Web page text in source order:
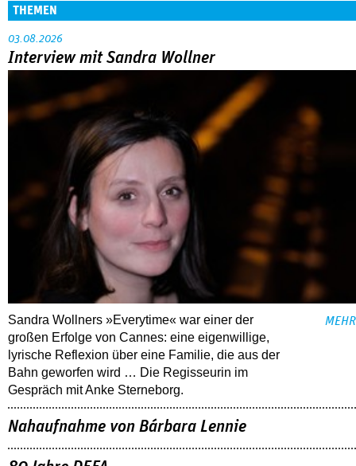
THEMEN
03.08.2026
Interview mit Sandra Wollner
Sandra Wollners »Everytime« war einer der
großen Erfolge von Cannes: eine eigenwillige,
lyrische Reflexion über eine ­Familie, die aus der
Bahn geworfen wird … Die Regisseurin im
Gespräch mit Anke Sterneborg.
MEHR
Nahaufnahme von Bárbara Lennie